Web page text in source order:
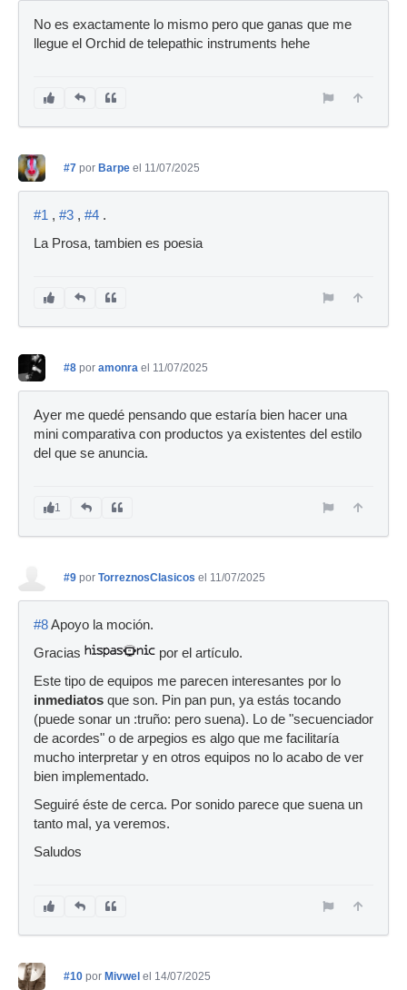
No es exactamente lo mismo pero que ganas que me
llegue el Orchid de telepathic instruments hehe
#7 por Barpe el 11/07/2025
#1 , #3 , #4 .
La Prosa, tambien es poesia
#8 por amonra el 11/07/2025
Ayer me quedé pensando que estaría bien hacer una
mini comparativa con productos ya existentes del estilo
del que se anuncia.
1
#9 por TorreznosClasicos el 11/07/2025
#8Apoyo la moción.
Gracias
por el artículo.
Este tipo de equipos me parecen interesantes por lo
inmediatos que son. Pin pan pun, ya estás tocando
(puede sonar un :truño: pero suena). Lo de "secuenciador
de acordes" o de arpegios es algo que me facilitaría
mucho interpretar y en otros equipos no lo acabo de ver
bien implementado.
Seguiré éste de cerca. Por sonido parece que suena un
tanto mal, ya veremos.
Saludos
#10 por Mivwel el 14/07/2025